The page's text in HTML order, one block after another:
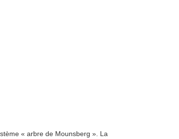
« arbre de Mounsberg ». La